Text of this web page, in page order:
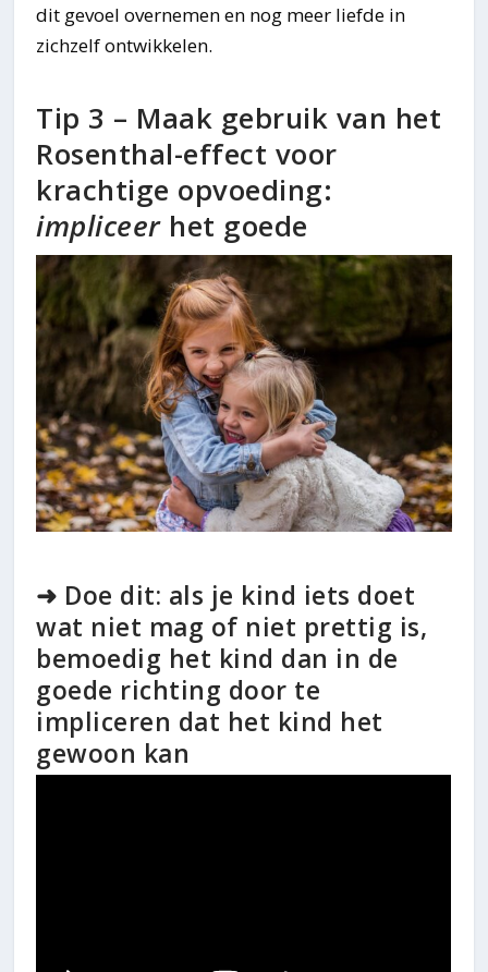
dit gevoel overnemen en nog meer liefde in
zichzelf ontwikkelen.
Tip 3 – Maak gebruik van het
Rosenthal-effect voor
krachtige opvoeding:
impliceerhet goede
➜ Doe dit: als je kind iets doet
wat niet mag of niet prettig is,
bemoedig het kind dan in de
goede richting door te
impliceren dat het kind het
gewoon kan